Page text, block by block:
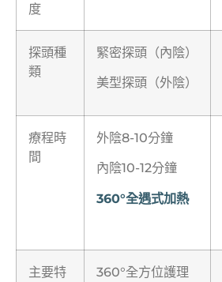
度
探頭種
類
緊密探頭（內陰）
美型探頭（外陰）
療程時
間
外陰8-10分鐘
內陰10-12分鐘
360°全遇式加熱
主要特
360°全方位護理